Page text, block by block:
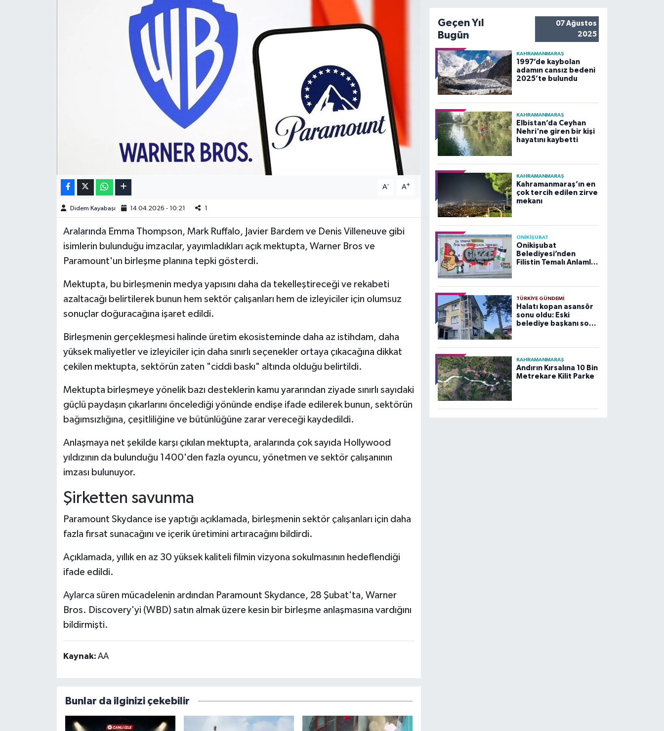
A- A+
Didem Kayabaşı 14.04.2026 - 10:21 1
Aralarında Emma Thompson, Mark Ruffalo, Javier Bardem ve Denis Villeneuve gibi
isimlerin bulunduğu imzacılar, yayımladıkları açık mektupta, Warner Bros ve
Paramount'un birleşme planına tepki gösterdi.
Mektupta, bu birleşmenin medya yapısını daha da tekelleştireceği ve rekabeti
azaltacağı belirtilerek bunun hem sektör çalışanları hem de izleyiciler için olumsuz
sonuçlar doğuracağına işaret edildi.
Birleşmenin gerçekleşmesi halinde üretim ekosisteminde daha az istihdam, daha
yüksek maliyetler ve izleyiciler için daha sınırlı seçenekler ortaya çıkacağına dikkat
çekilen mektupta, sektörün zaten "ciddi baskı" altında olduğu belirtildi.
Mektupta birleşmeye yönelik bazı desteklerin kamu yararından ziyade sınırlı sayıdaki
güçlü paydaşın çıkarlarını öncelediği yönünde endişe ifade edilerek bunun, sektörün
bağımsızlığına, çeşitliliğine ve bütünlüğüne zarar vereceği kaydedildi.
Anlaşmaya net şekilde karşı çıkılan mektupta, aralarında çok sayıda Hollywood
yıldızının da bulunduğu 1400'den fazla oyuncu, yönetmen ve sektör çalışanının
imzası bulunuyor.
Şirketten savunma
Paramount Skydance ise yaptığı açıklamada, birleşmenin sektör çalışanları için daha
fazla fırsat sunacağını ve içerik üretimini artıracağını bildirdi.
Açıklamada, yıllık en az 30 yüksek kaliteli filmin vizyona sokulmasının hedeflendiği
ifade edildi.
Aylarca süren mücadelenin ardından Paramount Skydance, 28 Şubat'ta, Warner
Bros. Discovery'yi (WBD) satın almak üzere kesin bir birleşme anlaşmasına vardığını
bildirmişti.
Kaynak: AA
Bunlar da ilginizi çekebilir
Geçen Yıl
Bugün
07 Ağustos
2025
KAHRAMANMARAŞ
1997’de kaybolan
adamın cansız bedeni
2025’te bulundu
KAHRAMANMARAŞ
Elbistan’da Ceyhan
Nehri'ne giren bir kişi
hayatını kaybetti
KAHRAMANMARAŞ
Kahramanmaraş’ın en
çok tercih edilen zirve
mekanı
ONİKİŞUBAT
Onikişubat
Belediyesi’nden
Filistin Temalı Anlamlı
TÜRKIYE GÜNDEMI
Halatı kopan asansör
sonu oldu: Eski
belediye başkanı son
KAHRAMANMARAŞ
Andırın Kırsalına 10 Bin
Metrekare Kilit Parke